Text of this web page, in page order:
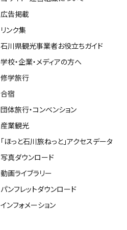
広告掲載
リンク集
石川県観光事業者お役立ちガイド
学校・企業・メディアの方へ
修学旅行
合宿
団体旅行・コンベンション
産業観光
「ほっと石川旅ねっと」アクセスデータ
写真ダウンロード
動画ライブラリー
パンフレットダウンロード
インフォメーション